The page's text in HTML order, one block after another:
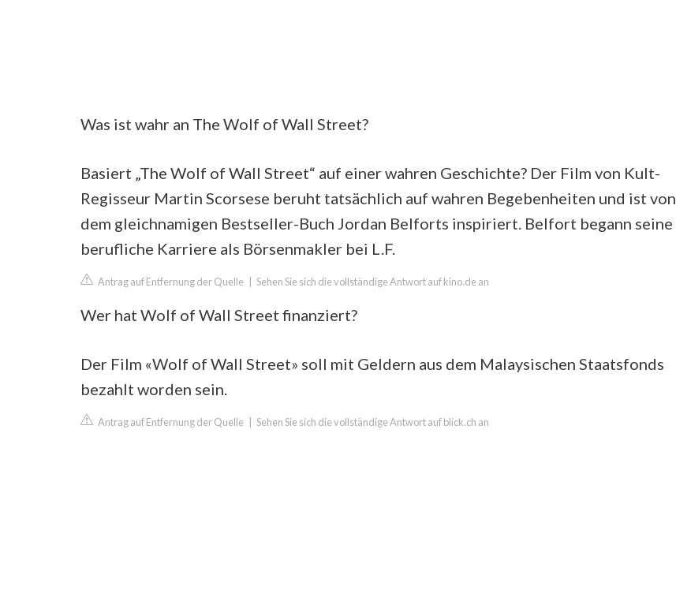
Was ist wahr an The Wolf of Wall Street?
Basiert „The Wolf of Wall Street“ auf einer wahren Geschichte? Der Film von Kult-
Regisseur Martin Scorsese beruht tatsächlich auf wahren Begebenheiten und ist von
dem gleichnamigen Bestseller-Buch Jordan Belforts inspiriert. Belfort begann seine
berufliche Karriere als Börsenmakler bei L.F.
Antrag auf Entfernung der Quelle Sehen Sie sich die vollständige Antwort auf kino.de an
Wer hat Wolf of Wall Street finanziert?
Der Film «Wolf of Wall Street» soll mit Geldern aus dem Malaysischen Staatsfonds
bezahlt worden sein.
Antrag auf Entfernung der Quelle Sehen Sie sich die vollständige Antwort auf blick.ch an